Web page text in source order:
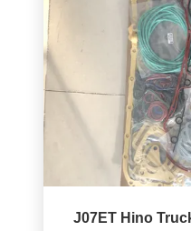
J07ET Hino